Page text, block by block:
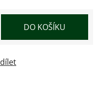
DO KOŠÍKU